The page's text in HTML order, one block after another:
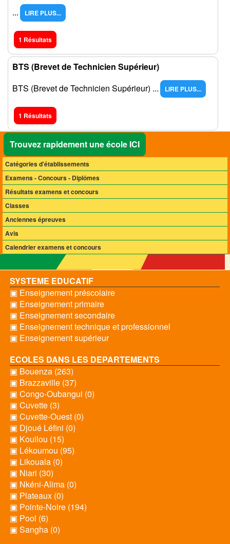
...
LIRE PLUS...
1 Résultats
BTS (Brevet de Technicien Supérieur)
BTS (Brevet de Technicien Supérieur) ...
LIRE PLUS...
1 Résultats
Trouvez rapidement une école ICI
Catégories d'établissements
Examens - Concours - Diplômes
Résultats examens et concours
Classes
Anciennes épreuves
Avis
Calendrier examens et concours
SYSTEME EDUCATIF
▣ Enseignement préscolaire
▣ Enseignement primaire
▣ Enseignement secondaire
▣ Enseignement technique et professionnel
▣ Enseignement supérieur
ECOLES DANS LES DEPARTEMENTS
▣ Bouenza (263)
▣ Brazzaville (37)
▣ Congo-Oubangui (0)
▣ Cuvette (3)
▣ Cuvette-Ouest (0)
▣ Djoué Léfini (0)
▣ Kouilou (15)
▣ Lékoumou (95)
▣ Likouala (0)
▣ Niari (30)
▣ Nkéni-Alima (0)
▣ Plateaux (0)
▣ Pointe-Noire (194)
▣ Pool (6)
▣ Sangha (0)